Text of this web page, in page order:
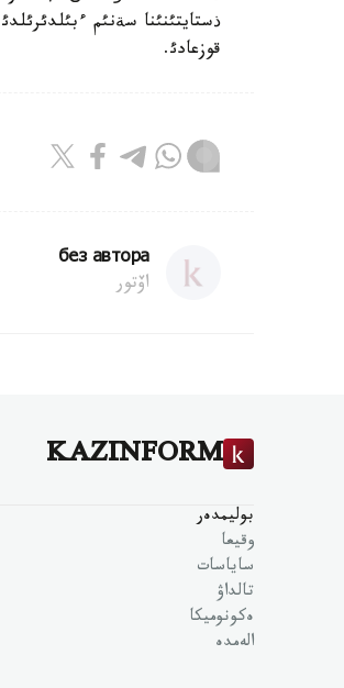
ذستايتئنئنا سةنئم
قوزعادئ.
без автора
اۆتور
KAZINFORM
بوليمدەر
وقيعا
ساياسات
تالداۋ
ەكونوميكا
الەمدە